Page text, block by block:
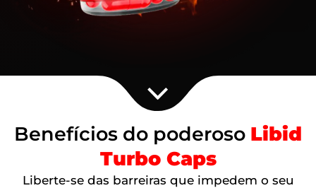
Benefícios do poderoso Libid
Turbo Caps
Liberte-se das barreiras que impedem o seu